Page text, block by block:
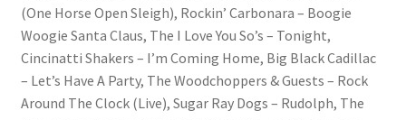
(One Horse Open Sleigh), Rockin’ Carbonara – Boogie
Woogie Santa Claus, The I Love You So’s – Tonight,
Cincinatti Shakers – I’m Coming Home, Big Black Cadillac
– Let’s Have A Party, The Woodchoppers & Guests – Rock
Around The Clock (Live), Sugar Ray Dogs – Rudolph, The